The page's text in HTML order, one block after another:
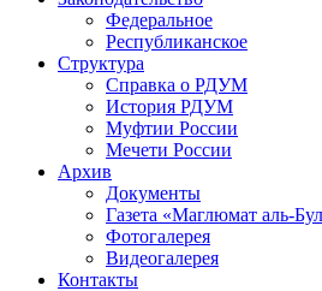
Федеральное
Республиканское
Структура
Справка о РДУМ
История РДУМ
Муфтии России
Мечети России
Архив
Документы
Газета «Маглюмат аль-
Фотогалерея
Видеогалерея
Контакты